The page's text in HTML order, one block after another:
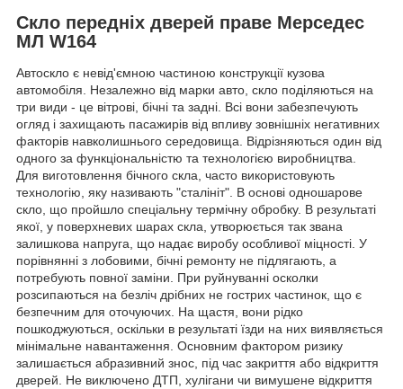
Скло передніх дверей праве Мерседес
МЛ W164
Автоскло є невід'ємною частиною конструкції кузова
автомобіля. Незалежно від марки авто, скло поділяються на
три види - це вітрові, бічні та задні. Всі вони забезпечують
огляд і захищають пасажирів від впливу зовнішніх негативних
факторів навколишнього середовища. Відрізняються один від
одного за функціональністю та технологією виробництва.
Для виготовлення бічного скла, часто використовують
технологію, яку називають "сталініт". В основі одношарове
скло, що пройшло спеціальну термічну обробку. В результаті
якої, у поверхневих шарах скла, утворюється так звана
залишкова напруга, що надає виробу особливої міцності. У
порівнянні з лобовими, бічні ремонту не підлягають, а
потребують повної заміни. При руйнуванні осколки
розсипаються на безліч дрібних не гострих частинок, що є
безпечним для оточуючих. На щастя, вони рідко
пошкоджуються, оскільки в результаті їзди на них виявляється
мінімальне навантаження. Основним фактором ризику
залишається абразивний знос, під час закриття або відкриття
дверей. Не виключено ДТП, хулігани чи вимушене відкриття